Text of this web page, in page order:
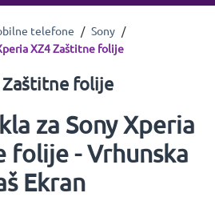
telefone / Sony /
XZ4 Zaštitne folije
Zaštitne folije
za Sony Xperia
folije - Vrhunska
Ekran